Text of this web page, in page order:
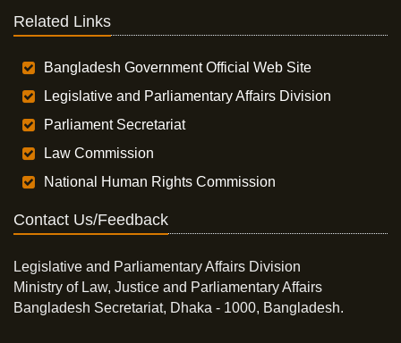
Related Links
Bangladesh Government Official Web Site
Legislative and Parliamentary Affairs Division
Parliament Secretariat
Law Commission
National Human Rights Commission
Contact Us/Feedback
Legislative and Parliamentary Affairs Division
Ministry of Law, Justice and Parliamentary Affairs
Bangladesh Secretariat, Dhaka - 1000, Bangladesh.